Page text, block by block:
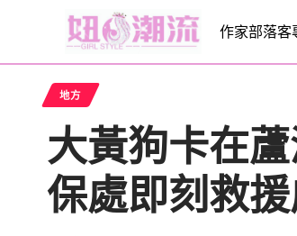
作家部落客
地方
大黃狗卡在
保處即刻救